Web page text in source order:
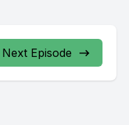
Next Episode